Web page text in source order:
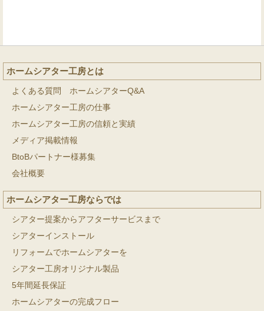
ホームシアター工房とは
よくある質問 ホームシアターQ&A
ホームシアター工房の仕事
ホームシアター工房の信頼と実績
メディア掲載情報
BtoBパートナー様募集
会社概要
ホームシアター工房ならでは
シアター提案からアフターサービスまで
シアターインストール
リフォームでホームシアターを
シアター工房オリジナル製品
5年間延長保証
ホームシアターの完成フロー